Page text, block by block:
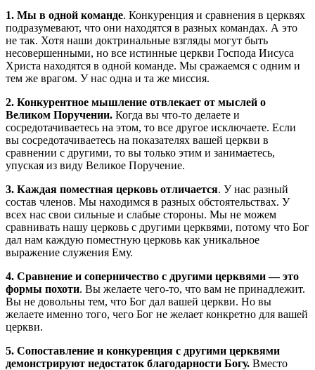
1. Мы в одной команде. Конкуренция и сравнения в церквях
подразумевают, что они находятся в разных командах. А это
не так. Хотя наши доктринальные взгляды могут быть
несовершенными, но все истинные церкви Господа Иисуса
Христа находятся в одной команде. Мы сражаемся с одним и
тем же врагом. У нас одна и та же миссия.
2. Конкурентное мышление отвлекает от мыслей о
Великом Поручении. Когда вы что-то делаете и
сосредотачиваетесь на этом, то все другое исключаете. Если
вы сосредотачиваетесь на показателях вашей церкви в
сравнении с другими, то вы только этим и занимаетесь,
упуская из виду Великое Поручение.
3. Каждая поместная церковь отличается. У нас разный
состав членов. Мы находимся в разных обстоятельствах. У
всех нас свои сильные и слабые стороны. Мы не можем
сравнивать нашу церковь с другими церквями, потому что Бог
дал нам каждую поместную церковь как уникальное
выражение служения Ему.
4. Сравнение и соперничество с другими церквями — это
формы похоти. Вы желаете чего-то, что вам не принадлежит.
Вы не довольны тем, что Бог дал вашей церкви. Но вы
желаете именно того, чего Бог не желает конкретно для вашей
церкви.
5. Сопоставление и конкуренция с другими церквями
демонстрируют недостаток благодарности Богу. Вместо